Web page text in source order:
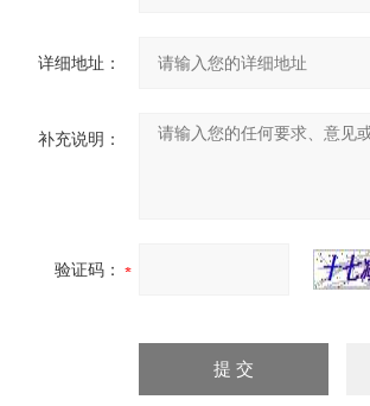
详细地址：
补充说明：
验证码：